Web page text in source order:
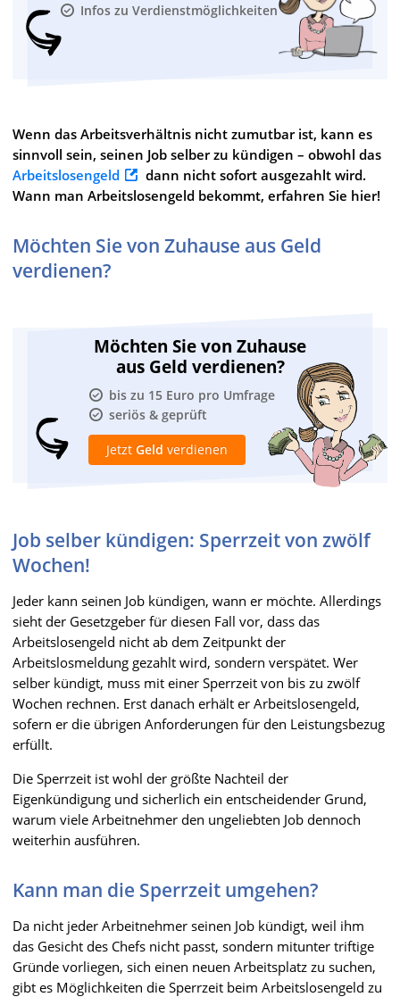
Infos zu Verdienstmöglichkeiten
Wenn das Arbeitsverhältnis nicht zumutbar ist, kann es
sinnvoll sein, seinen Job selber zu kündigen – obwohl das
Arbeitslosengeld
dann nicht sofort ausgezahlt wird.
Wann man Arbeitslosengeld bekommt, erfahren Sie hier!
Möchten Sie von Zuhause aus Geld
verdienen?
Möchten Sie von Zuhause
aus Geld verdienen?
bis zu 15 Euro pro Umfrage
seriös & geprüft
Jetzt Geld verdienen
Job selber kündigen: Sperrzeit von zwölf
Wochen!
Jeder kann seinen Job kündigen, wann er möchte. Allerdings
sieht der Gesetzgeber für diesen Fall vor, dass das
Arbeitslosengeld nicht ab dem Zeitpunkt der
Arbeitslosmeldung gezahlt wird, sondern verspätet. Wer
selber kündigt, muss mit einer Sperrzeit von bis zu zwölf
Wochen rechnen. Erst danach erhält er Arbeitslosengeld,
sofern er die übrigen Anforderungen für den Leistungsbezug
erfüllt.
Die Sperrzeit ist wohl der größte Nachteil der
Eigenkündigung und sicherlich ein entscheidender Grund,
warum viele Arbeitnehmer den ungeliebten Job dennoch
weiterhin ausführen.
Kann man die Sperrzeit umgehen?
Da nicht jeder Arbeitnehmer seinen Job kündigt, weil ihm
das Gesicht des Chefs nicht passt, sondern mitunter triftige
Gründe vorliegen, sich einen neuen Arbeitsplatz zu suchen,
gibt es Möglichkeiten die Sperrzeit beim Arbeitslosengeld zu